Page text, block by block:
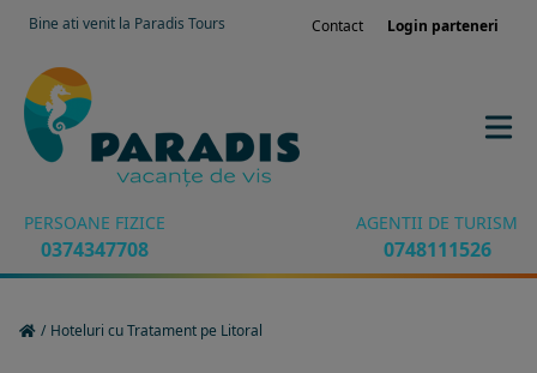
Bine ati venit la Paradis Tours Contact Login parteneri
PERSOANE FIZICE
0374347708
AGENTII DE TURISM
0748111526
/ Hoteluri cu Tratament pe Litoral